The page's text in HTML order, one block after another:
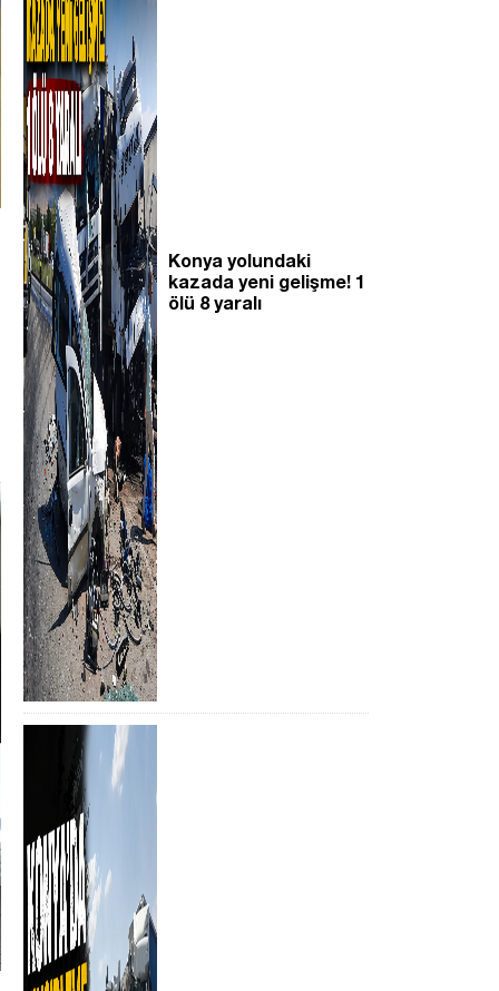
Konya yolundaki
kazada yeni gelişme! 1
ölü 8 yaralı